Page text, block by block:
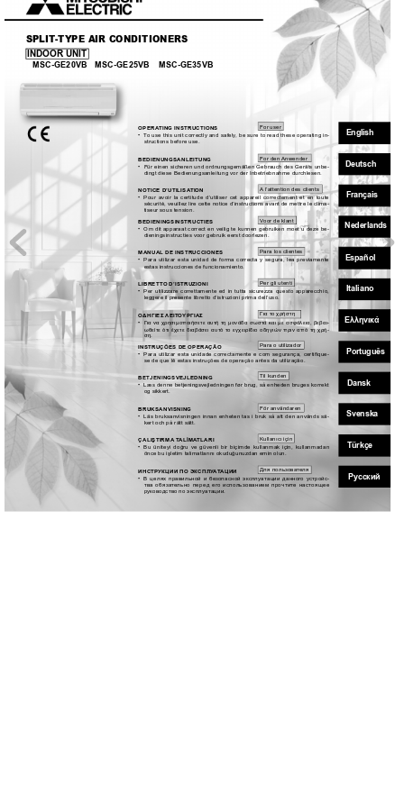
SPLIT-TYPE AIR CONDITIONERS
INDOOR UNIT
MSC-GE20VB MSC-GE25VB MSC-GE35VB
Русский
Türkçe
Svenska
Dansk
Português
Ελληνικά
Italiano
Español
Nederlands
Français
Deutsch
English
OPERATING INSTRUCTIONS
For user
•
To use this unit correctly and safely, be sure to read these operating in-
structions before use.
ИНСТРУКЦИИ ПО ЭКСПЛУАТАЦИИ Для пользователя
• В целях правильной и безопасной эксплуатации данного устройс-
тва обязательно перед его использованием прочтите настоящее
руководство по эксплуатации.
ÇALIŞTIRMA TALİMATLARI
Kullanıcı için
•
Bu üniteyi doğru ve güvenli bir biçimde kullanmak için, kullanmadan
önce bu işletim talimatlarını okuduğunuzdan emin olun.
BRUKSANVISNING
För användaren
•
Läs bruksanvisningen innan enheten tas i bruk så att den används sä-
kert och på rätt sätt.
BETJENINGSVEJLEDNING Til kunden
•  Læs denne betjeningsvejledningen før brug, så enheden bruges korrekt
og sikkert.
INSTRUÇÕES DE OPERAÇÃO
Para o utilizador
•
Para utilizar esta unidade correctamente e com segurança, certiﬁque-
se de que lê estas instruções de operação antes da utilização.
ΟΔΗΓΙΕΣ ΛΕΙΤΟΥΡΓΙΑΣ Για το χρήστη
•  Για να χρησιμοποιήσετε αυτή τη μονάδα σωστά και με ασφάλεια, βεβαι-
ωθείτε ότι έχετε διαβάσει αυτό το εγχειρίδιο οδηγιών πριν από τη χρή-
ση.
LIBRETTO D’ISTRUZIONI
Per gli utenti
•
Per utilizzare correttamente ed in tutta sicurezza questo apparecchio,
leggere il presente libretto d’istruzioni prima dell’uso.
MANUAL DE INSTRUCCIONES
Para los clientes
•
Para utilizar esta unidad de forma correcta y segura, lea previamente
estas instrucciones de funcionamiento.
BEDIENINGSINSTRUCTIES Voor de klant
•
Om dit apparaat correct en veilig te kunnen gebruiken moet u deze be-
dieningsinstructies voor gebruik eerst doorlezen.
NOTICE D’UTILISATION A l’attention des clients
•
Pour avoir la certitude d’utiliser cet appareil correctement et en toute
sécurité, veuillez lire cette notice d’instructions avant de mettre le clima-
tiseur sous tension.
BEDIENUNGSANLEITUNG For den Anwender
•  Für einen sicheren und ordnungsgemäßen Gebrauch des Geräts unbe-
dingt diese Bedienungsanleitung vor der Inbetriebnahme durchlesen.